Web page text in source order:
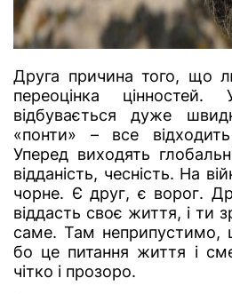
Друга причина того, що
переоцінка
відбувається дуже
«понти» – все
Уперед виходять глобальні
відданість, чесність. На
чорне. Є друг, є ворог.
віддасть своє життя, і ти
саме. Там неприпустимо,
бо це питання життя і
чітко і прозоро.